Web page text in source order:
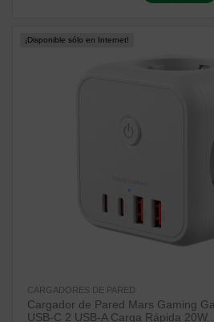
¡Disponible sólo en Internet!
CARGADORES DE PARED
Cargador de Pared Mars Gaming
USB-C 2 USB-A Carga Rápida 20W...